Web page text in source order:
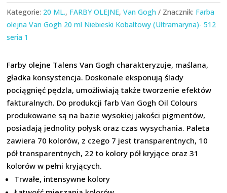
Kategorie: 20 ML., FARBY OLEJNE,Van Gogh Znacznik: Farba
olejna Van Gogh 20 ml Niebieski Kobaltowy (Ultramaryna)- 512
seria 1
Farby olejne Talens Van Gogh charakteryzuje, maślana,
gładka konsystencja. Doskonale eksponują ślady
pociągnięć pędzla, umożliwiają także tworzenie efektów
fakturalnych. Do produkcji farb Van Gogh Oil Colours
produkowane są na bazie wysokiej jakości pigmentów,
posiadają jednolity połysk oraz czas wysychania. Paleta
zawiera 70 kolorów, z czego 7 jest transparentnych, 10
pół transparentnych, 22 to kolory pół kryjące oraz 31
kolorów w pełni kryjących.
Trwałe, intensywne kolory